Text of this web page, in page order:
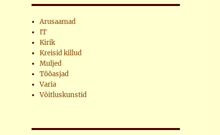
Arusaamad
IT
Kirik
Kreisid killud
Muljed
Tööasjad
Varia
Võitluskunstid